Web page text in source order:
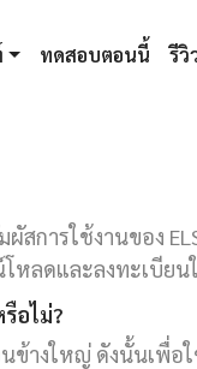
ทดสอบตอนนี้ รีวิ
สการใช้งานของ
ลดและลงทะเบียนใ
อไม่?
ข้างใหญ่ ดังนั้นเพื่อ